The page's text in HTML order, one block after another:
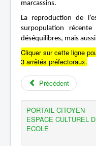
marcassins.
La reproduction de
surpopulation
déséquilibres, mais
Cliquer sur cette ligne
3 arrêtés préfectoraux.
Précédent
PORTAIL CITOYEN
ESPACE CULTUREL
ECOLE